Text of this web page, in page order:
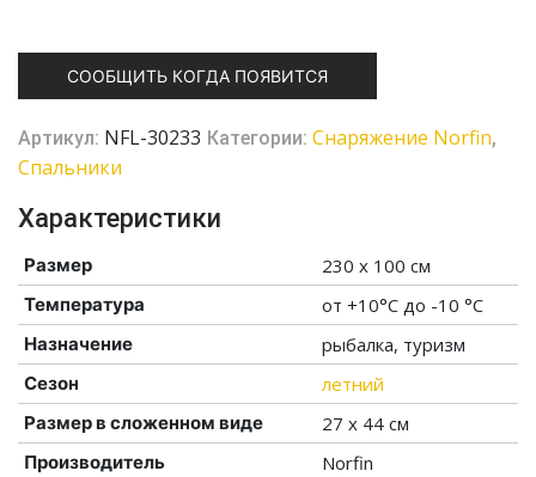
СООБЩИТЬ КОГДА ПОЯВИТСЯ
Артикул: NFL-30233 Категории: Снаряжение Norfin,
Спальники
Характеристики
Размер 230 х 100 см
Температура от +10°С до -10 °С
Назначение рыбалка, туризм
Сезон летний
Размер в сложенном виде 27 x 44 см
Производитель Norfin